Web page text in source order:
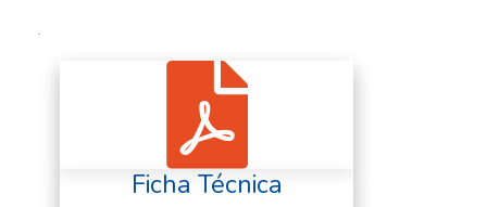
producto.
Con hasta 65 paquetes por minuto,
este sistema ofrece el máximo
rendimiento con un funcionamiento
sencillo a través de la pantalla táctil a
Ficha Técnica